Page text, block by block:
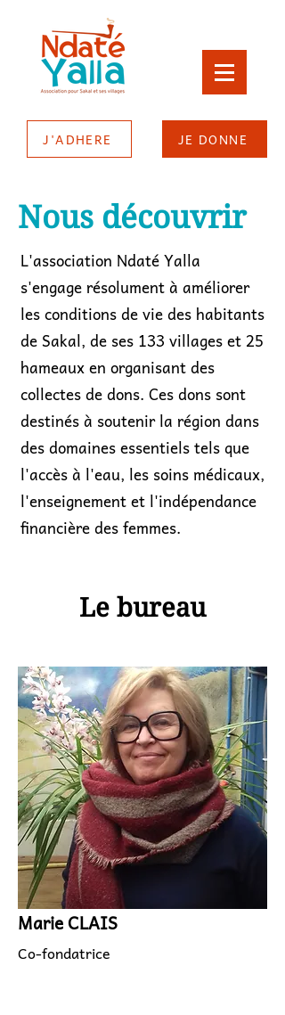
J'ADHERE JE DONNE
Nous découvrir
L'association Ndaté Yalla
s'engage résolument à améliorer
les conditions de vie des habitants
de Sakal, de ses 133 villages et 25
hameaux en organisant des
collectes de dons. Ces dons sont
destinés à soutenir la région dans
des domaines essentiels tels que
l'accès à l'eau, les soins médicaux,
l'enseignement et l'indépendance
financière des femmes.
Le bureau
Marie CLAIS
Co-fondatrice